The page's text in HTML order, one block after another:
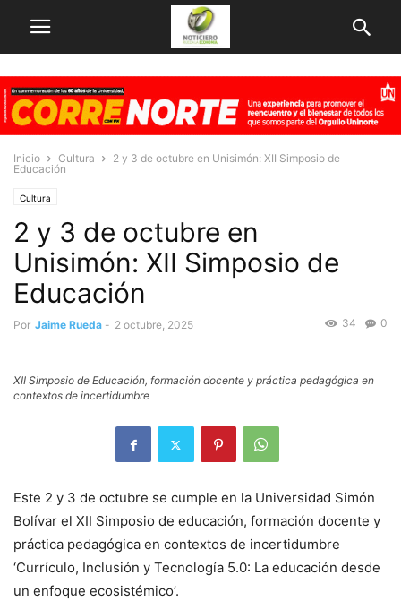
Inicio Cultura
2 y 3 de octubre en Unisimón: XII Simposio de
Educación
Cultura
2 y 3 de octubre en
Unisimón: XII Simposio de
Educación
Por Jaime Rueda - 2 octubre, 2025 0
34
XII Simposio de Educación, formación docente y práctica pedagógica en
contextos de incertidumbre
Este 2 y 3 de octubre se cumple en la Universidad Simón
Bolívar el XII Simposio de educación, formación docente y
práctica pedagógica en contextos de incertidumbre
‘Currículo, Inclusión y Tecnología 5.0: La educación desde
un enfoque ecosistémico’.